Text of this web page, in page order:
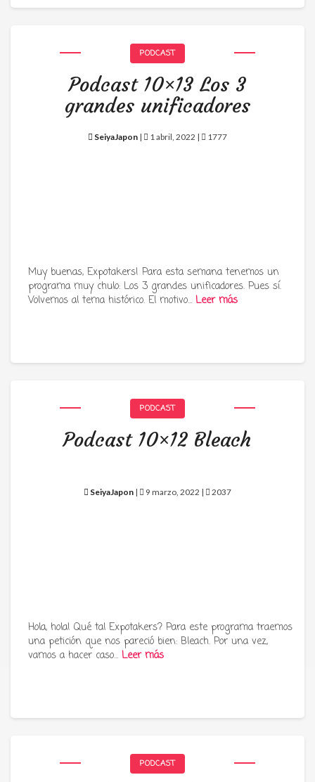
PODCAST
Podcast 10×13 Los 3
grandes unificadores
SeiyaJapon | 1 abril, 2022 | 1777
Muy buenas, Expotakers! Para esta semana tenemos un
programa muy chulo: Los 3 grandes unificadores. Pues sí.
Volvemos al tema histórico. El motivo… Leer más
PODCAST
Podcast 10×12 Bleach
SeiyaJapon | 9 marzo, 2022 | 2037
Hola, hola! Qué tal Expotakers? Para este programa traemos
una petición que nos pareció bien: Bleach. Por una vez,
vamos a hacer caso… Leer más
PODCAST